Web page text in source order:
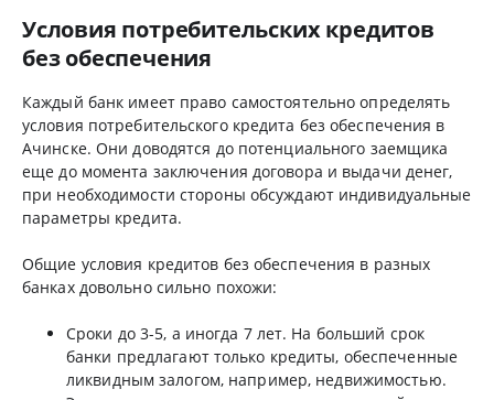
Условия потребительских кредитов
без обеспечения
Каждый банк имеет право самостоятельно определять
условия потребительского кредита без обеспечения в
Ачинске. Они доводятся до потенциального заемщика
еще до момента заключения договора и выдачи денег,
при необходимости стороны обсуждают индивидуальные
параметры кредита.
Общие условия кредитов без обеспечения в разных
банках довольно сильно похожи:
Сроки до 3-5, а иногда 7 лет. На больший срок
банки предлагают только кредиты, обеспеченные
ликвидным залогом, например, недвижимостью.